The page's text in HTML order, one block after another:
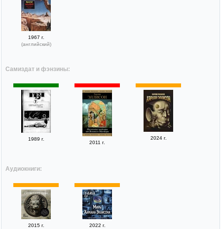
1967 г.
(английский)
Самиздат и фэнзины:
1989 г.
2011 г.
2024 г.
Аудиокниги:
2015 г. 2022 г.